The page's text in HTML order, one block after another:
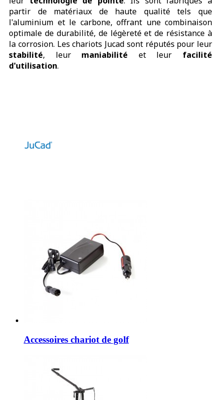
partir de matériaux de haute qualité tels que
l'aluminium et le carbone, offrant une combinaison
optimale de durabilité, de légèreté et de résistance à
la corrosion. Les chariots Jucad sont réputés pour leur
stabilité, leur maniabilité et leur facilité
d'utilisation.
Accessoires chariot de golf